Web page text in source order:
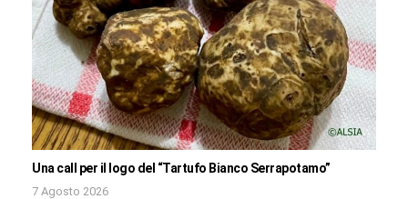
Una call per il logo del “Tartufo Bianco Serrapotamo”
7 Agosto 2026